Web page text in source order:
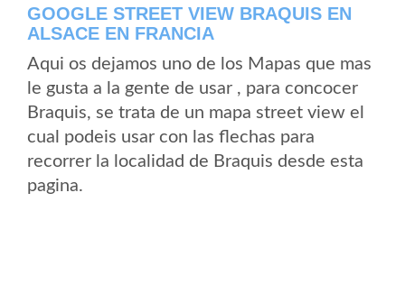
GOOGLE STREET VIEW BRAQUIS EN
ALSACE EN FRANCIA
Aqui os dejamos uno de los Mapas que mas
le gusta a la gente de usar , para concocer
Braquis, se trata de un mapa street view el
cual podeis usar con las flechas para
recorrer la localidad de Braquis desde esta
pagina.